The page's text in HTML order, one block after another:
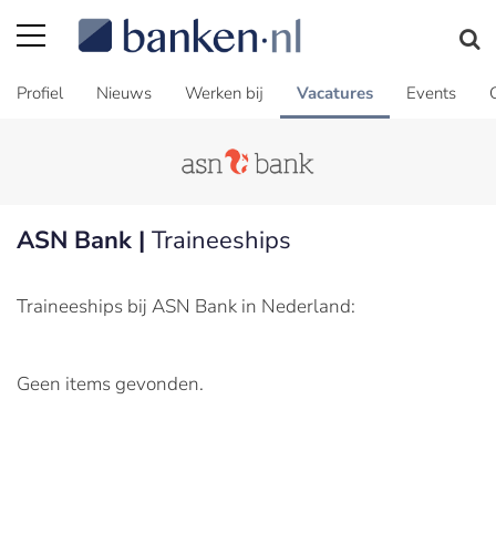
Profiel Nieuws Werken bij Vacatures Events
ASN Bank | Traineeships
Traineeships bij ASN Bank in Nederland:
Geen items gevonden.